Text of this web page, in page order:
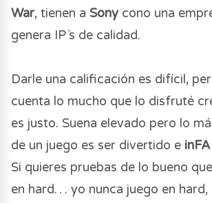
War, tienen a Sony cono una
genera IP´s de calidad.
Darle una calificación es difícil,
cuenta lo mucho que lo disfruté
es justo. Suena elevado pero lo
de un juego es ser divertido e
Si quieres pruebas de lo bueno
en hard… yo nunca juego en hard,